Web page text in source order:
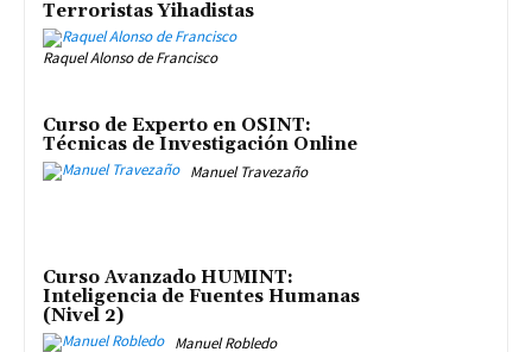
Terroristas Yihadistas
Raquel Alonso de Francisco
Curso de Experto en OSINT:
Técnicas de Investigación Online
Manuel Travezaño
Curso Avanzado HUMINT:
Inteligencia de Fuentes Humanas
(Nivel 2)
Manuel Robledo